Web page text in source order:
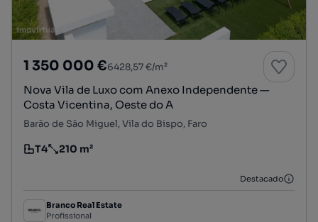
1 350 000 €6428,57 €/m²
Nova Vila de Luxo com Anexo Independente —
Costa Vicentina, Oeste do A
Barão de São Miguel, Vila do Bispo, Faro
Tipologia
T4
Preço por metro quadrado
210 m²
Destacado
Branco Real Estate
Profissional